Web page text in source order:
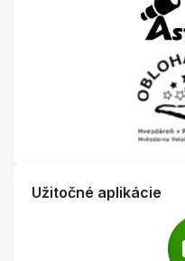
Užitočné aplikácie